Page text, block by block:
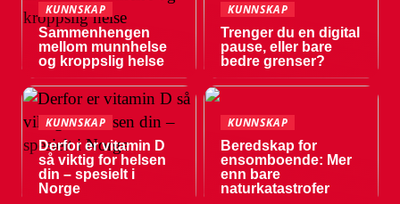
KUNNSKAP
Sammenhengen
mellom munnhelse
og kroppslig helse
KUNNSKAP
Trenger du en digital
pause, eller bare
bedre grenser?
KUNNSKAP
Derfor er vitamin D
så viktig for helsen
din – spesielt i
Norge
KUNNSKAP
Beredskap for
ensomboende: Mer
enn bare
naturkatastrofer